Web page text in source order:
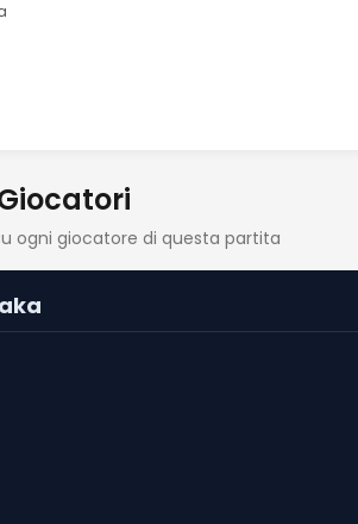
ogni giocatore di questa partita